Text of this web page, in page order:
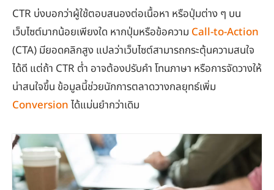
CTR บ่งบอกว่าผู้ใช้ตอบสนองต่อเนื้อหา หรือปุ่มต่าง ๆ บน
เว็บไซต์มากน้อยเพียงใด หากปุ่มหรือข้อความ Call-to-Action
(CTA) มียอดคลิกสูง แปลว่าเว็บไซต์สามารถกระตุ้นความสนใจ
ได้ดี แต่ถ้า CTR ต่ำ อาจต้องปรับคำ โทนภาษา หรือการจัดวางให้
น่าสนใจขึ้น ข้อมูลนี้ช่วยนักการตลาดวางกลยุทธ์เพิ่ม
Conversionได้แม่นยำกว่าเดิม